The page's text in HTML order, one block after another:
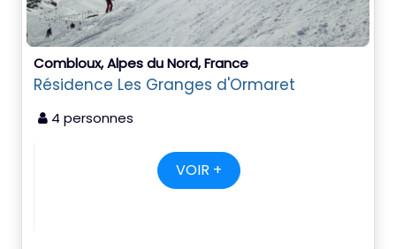
Combloux, Alpes du Nord, France
Résidence Les Granges d'Ormaret
4 personnes
VOIR +